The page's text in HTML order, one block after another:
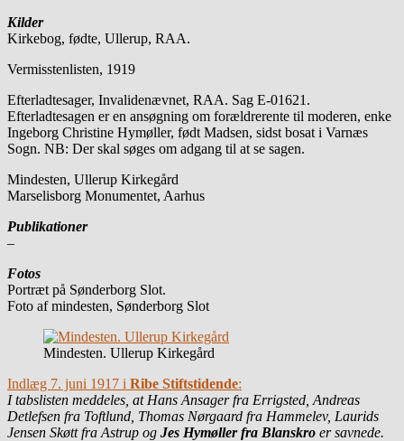
Kilder
Kirkebog, fødte, Ullerup, RAA.
Vermisstenlisten, 1919
Efterladtesager, Invalidenævnet, RAA. Sag E-01621.
Efterladtesagen er en ansøgning om forældrerente til moderen, enke
Ingeborg Christine Hymøller, født Madsen, sidst bosat i Varnæs
Sogn. NB: Der skal søges om adgang til at se sagen.
Mindesten, Ullerup Kirkegård
Marselisborg Monumentet, Aarhus
Publikationer
–
Fotos
Portræt på Sønderborg Slot.
Foto af mindesten, Sønderborg Slot
Mindesten. Ullerup Kirkegård
Indlæg 7. juni 1917 i Ribe Stiftstidende:
I tabslisten meddeles, at Hans Ansager fra Errigsted, Andreas
Detlefsen fra Toftlund, Thomas Nørgaard fra Hammelev, Laurids
Jensen Skøtt fra Astrup og Jes Hymøller fra Blanskro er savnede.